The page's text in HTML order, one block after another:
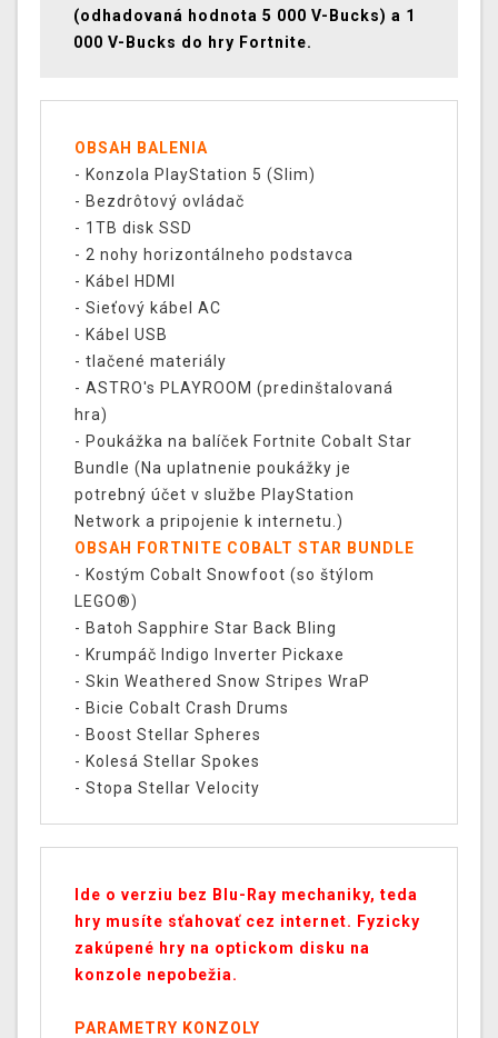
(odhadovaná hodnota 5 000 V-Bucks) a 1
000 V-Bucks do hry Fortnite.
OBSAH BALENIA
- Konzola PlayStation 5 (Slim)
- Bezdrôtový ovládač
- 1TB disk SSD
- 2 nohy horizontálneho podstavca
- Kábel HDMI
- Sieťový kábel AC
- Kábel USB
- tlačené materiály
- ASTRO's PLAYROOM (predinštalovaná
hra)
- Poukážka na balíček Fortnite Cobalt Star
Bundle (Na uplatnenie poukážky je
potrebný účet v službe PlayStation
Network a pripojenie k internetu.)
OBSAH FORTNITE COBALT STAR BUNDLE
- Kostým Cobalt Snowfoot (so štýlom
LEGO®)
- Batoh Sapphire Star Back Bling
- Krumpáč Indigo Inverter Pickaxe
- Skin Weathered Snow Stripes WraP
- Bicie Cobalt Crash Drums
- Boost Stellar Spheres
- Kolesá Stellar Spokes
- Stopa Stellar Velocity
Ide o verziu bez Blu-Ray mechaniky, teda
hry musíte sťahovať cez internet. Fyzicky
zakúpené hry na optickom disku na
konzole nepobežia.
PARAMETRY KONZOLY